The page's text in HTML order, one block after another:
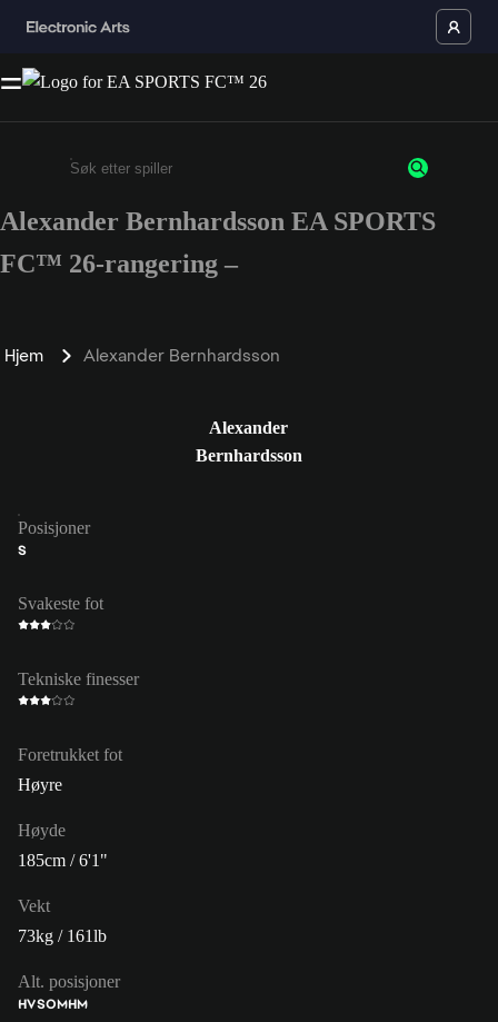
Enter a minimum of 3 characters or numbers
Alexander Bernhardsson EA SPORTS
FC™ 26-rangering –
Hjem Alexander Bernhardsson
Alexander
Bernhardsson
Posisjoner
S
Svakeste fot
Tekniske finesser
Foretrukket fot
Høyre
Høyde
185cm / 6'1"
Vekt
73kg / 161lb
Alt. posisjoner
HVSOMHM